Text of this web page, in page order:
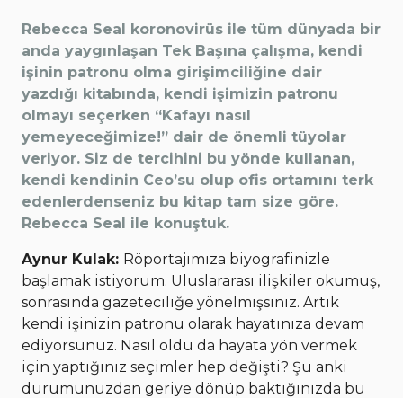
Rebecca Seal koronovirüs ile tüm dünyada bir
anda yaygınlaşan Tek Başına çalışma, kendi
işinin patronu olma girişimciliğine dair
yazdığı kitabında, kendi işimizin patronu
olmayı seçerken “Kafayı nasıl
yemeyeceğimize!” dair de önemli tüyolar
veriyor. Siz de tercihini bu yönde kullanan,
kendi kendinin Ceo’su olup ofis ortamını terk
edenlerdenseniz bu kitap tam size göre.
Rebecca Seal ile konuştuk.
Aynur Kulak: Röportajımıza biyografinizle
başlamak istiyorum. Uluslararası ilişkiler okumuş,
sonrasında gazeteciliğe yönelmişsiniz. Artık
kendi işinizin patronu olarak hayatınıza devam
ediyorsunuz. Nasıl oldu da hayata yön vermek
için yaptığınız seçimler hep değişti? Şu anki
durumunuzdan geriye dönüp baktığınızda bu